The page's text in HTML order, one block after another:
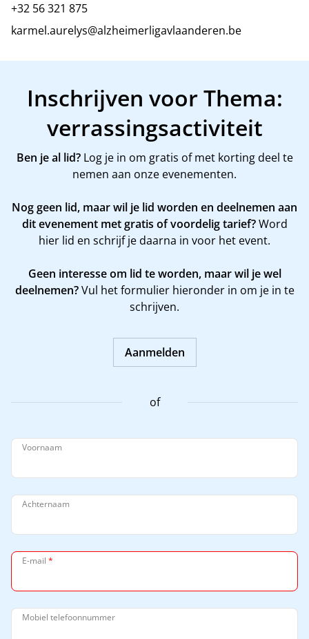
+32 56 321 875
karmel.aurelys@alzheimerligavlaanderen.be
Inschrijven voor Thema:
verrassingsactiviteit
Ben je al lid?Log je in om gratis of met korting deel te
nemen aan onze evenementen.
Nog geen lid, maar wil je lid worden en deelnemen aan
dit evenement met gratis of voordelig tarief?Word
hier lid en schrijf je daarna in voor het event.
Geen interesse om lid te worden, maar wil je wel
deelnemen?Vul het formulier hieronder in om je in te
schrijven.
Aanmelden
of
Voornaam
Achternaam
E-mail *
Mobiel telefoonnummer